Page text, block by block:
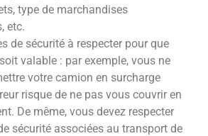
type de marchandises
etc.
de sécurité à respecter pour que
valable : par exemple, vous ne
votre camion en surcharge
risque de ne pas vous couvrir en
De même, vous devez respecter
sécurité associées au transport de